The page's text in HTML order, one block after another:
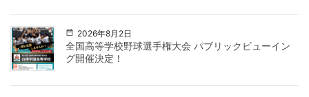
2026年8月2日
全国高等学校野球選手権大会 パブリックビューイン
グ開催決定！